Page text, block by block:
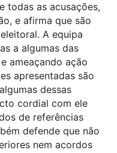
todas as acusações,
e afirma que são
A equipa
a algumas das
ameaçando ação
apresentadas são
dessas
cordial com ele
de referências
defende que não
nem acordos